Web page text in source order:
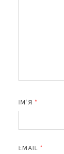
ІМ'Я *
EMAIL *